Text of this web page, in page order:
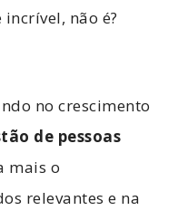
não é?
no crescimento
de pessoas
mais o
relevantes e na